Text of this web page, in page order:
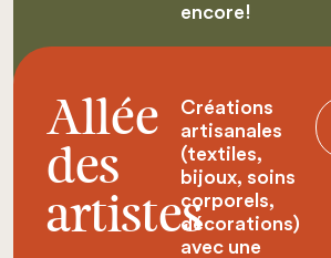
encore!
Allée
des
artistes
Créations
artisanales
(textiles,
bijoux, soins
corporels,
décorations)
avec une